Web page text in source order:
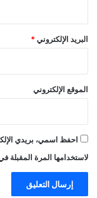
البريد الإلكتروني *
الموقع الإلكتروني
احفظ اسمي، بريدي
لاستخدامها المرة المقبلة